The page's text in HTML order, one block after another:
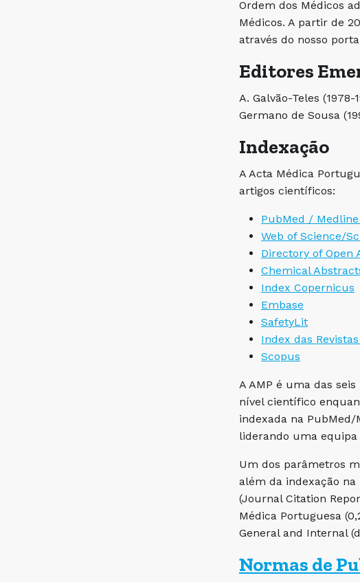
Ordem dos Médicos
Médicos. A partir de
através do nosso
Editores
A. Galvão-Teles (1978-
Germano de Sousa
Indexação
A Acta Médica
artigos científicos:
PubMed / Medline
Web of Science/
Directory of Open
Chemical
Index Copernicus
Embase
SafetyLit
Index das
Scopus
A AMP é uma das
nível científico
indexada na PubMed/
liderando uma equipa
Um dos parâmetros
além da indexação
(Journal Citation
Médica Portuguesa
General and Internal
Normas de